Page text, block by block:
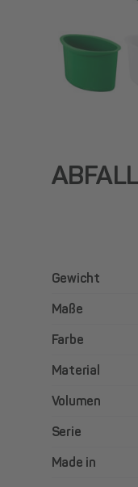
Gewicht
Maße
Farbe
Material
Volumen
Serie
Made in